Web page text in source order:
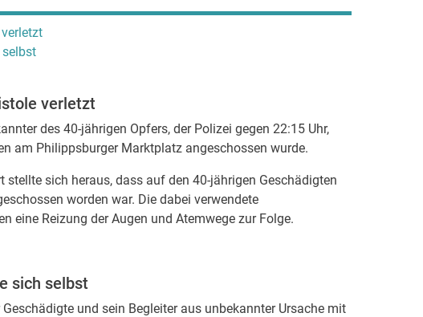
verletzt
des 40-jährigen Opfers, der Polizei gegen 22:15 Uhr,
am Philippsburger Marktplatz angeschossen wurde.
stellte sich heraus, dass auf den 40-jährigen Geschädigten
worden war. Die dabei verwendete
eine Reizung der Augen und Atemwege zur Folge.
sich selbst
und sein Begleiter aus unbekannter Ursache mit